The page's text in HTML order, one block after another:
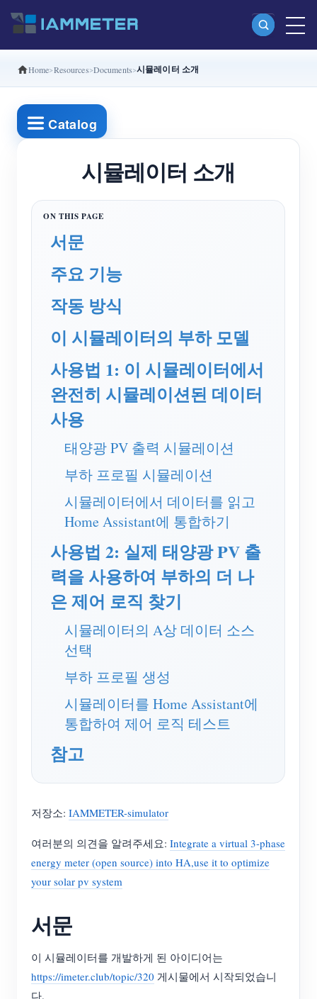
제품
단상 Wi-Fi 에너지 계량기 (WEM3080)
분상 Wi-Fi 에너지 계량기 (WEM2067)
삼상 Wi-Fi 에너지 계량기 (WEM3080T)
삼상 Wi-Fi 에너지 계량기 (WEM3046T)
삼상 Wi-Fi 에너지 계량기 (WEM3050T)
WiFi 전력 컨트롤러
IAMMETER Cloud Pro
셀프 호스팅 서비스
IAMMETER 시뮬레이터
가상 계량기
에너지 예측 및 시뮬레이션 시스템
애플리케이션
PV 히터 제어 시스템
홈 자동화
공장 에너지 모니터링
스토어
리소스
제품 빠른 시작
문서
튜토리얼 비디오
FAQ
뉴스
블로그
커뮤니티
기여자 프로그램
기여자 센터
IAMMETER 활동
포럼
App Store
사이트 탐색
PV 랭킹
솔루션
문의
회사 소개
Home Resources Documents 시뮬레이터 소개
Catalog
시뮬레이터 소개
서문
주요 기능
작동 방식
이 시뮬레이터의 부하 모델
사용법 1: 이 시뮬레이터에서
완전히 시뮬레이션된 데이터
사용
태양광 PV 출력 시뮬레이션
부하 프로필 시뮬레이션
시뮬레이터에서 데이터를 읽고
Home Assistant에 통합하기
사용법 2: 실제 태양광 PV 출
력을 사용하여 부하의 더 나
은 제어 로직 찾기
시뮬레이터의 A상 데이터 소스
선택
부하 프로필 생성
시뮬레이터를 Home Assistant에
통합하여 제어 로직 테스트
참고
저장소: IAMMETER-simulator
여러분의 의견을 알려주세요: Integrate a virtual 3-phase
energy meter (open source) into HA,use it to optimize
your solar pv system
서문
이 시뮬레이터를 개발하게 된 아이디어는
https://imeter.club/topic/320 게시물에서 시작되었습니
다.